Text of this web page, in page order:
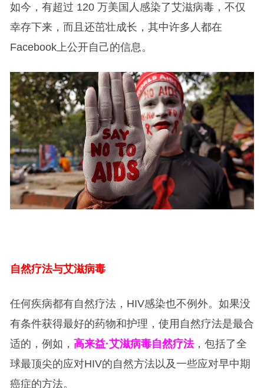
如今，有超过 120 万美国人感染了艾滋病毒，不仅
幸存下来，而且还茁壮成长，其中许多人都在
Facebook上公开自己的信息。
自然疗法与艾滋病毒
任何疾病都有自然疗法，HIV感染也不例外。如果没
有条件获得最好的药物和护理，使用自然疗法是最合
适的，例如， 高来益·艾滋病毒自然疗法，包括了全
球最顶尖的应对HIV的自然方法以及一些应对早中期
癌症的方法。